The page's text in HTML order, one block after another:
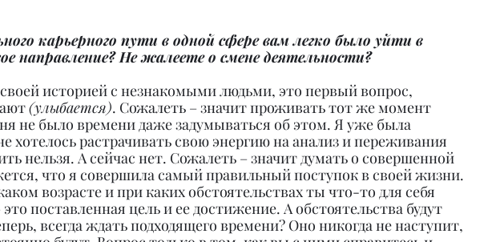
карьерного пути в одной сфере вам легко было уйти в
направление? Не жалеете о смене деятельности?
своей историей с незнакомыми людьми, это первый вопрос,
(улыбается). Сожалеть – значит проживать тот же момент
не было времени даже задумываться об этом. Я уже была
хотелось растрачивать свою энергию на анализ и переживания
нельзя. А сейчас нет. Сожалеть – значит думать о совершенной
что я совершила самый правильный поступок в своей жизни.
возрасте и при каких обстоятельствах ты что-то для себя
поставленная цель и ее достижение. А обстоятельства будут
всегда ждать подходящего времени? Оно никогда не наступит,